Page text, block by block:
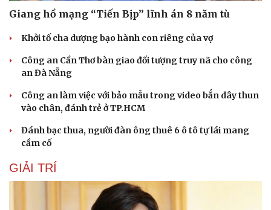
Giang hồ mạng “Tiến Bịp” lĩnh án 8 năm tù
Khởi tố cha dượng bạo hành con riêng của vợ
Công an Cần Thơ bàn giao đối tượng truy nã cho công
an Đà Nẵng
Công an làm việc với bảo mẫu trong video bắn dây thun
vào chân, đánh trẻ ở TP.HCM
Đánh bạc thua, người đàn ông thuê 6 ô tô tự lái mang
cầm cố
GIẢI TRÍ